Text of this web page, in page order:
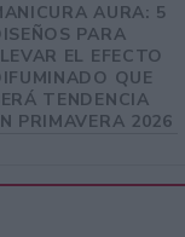
AURA: 5
PARA
EL EFECTO
QUE
TENDENCIA
PRIMAVERA 2026